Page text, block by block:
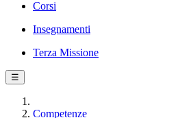
Corsi
Insegnamenti
Terza Missione
☰
Competenze